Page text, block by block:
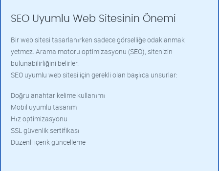
SEO Uyumlu Web Sitesinin Önemi
Bir web sitesi tasarlanırken sadece görselliğe odaklanmak
yetmez. Arama motoru optimizasyonu (SEO), sitenizin
bulunabilirliğini belirler.
SEO uyumlu web sitesi için gerekli olan başlıca unsurlar:
Doğru anahtar kelime kullanımı
Mobil uyumlu tasarım
Hız optimizasyonu
SSL güvenlik sertifikası
Düzenli içerik güncelleme